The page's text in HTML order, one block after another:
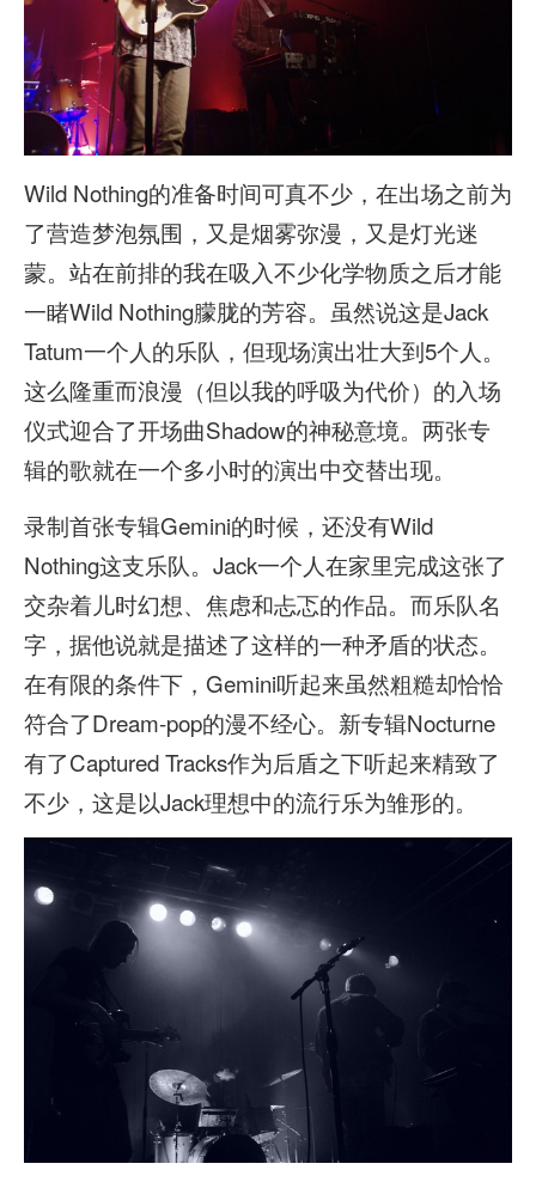
Wild Nothing的准备时间可真不少，在出场之前为
了营造梦泡氛围，又是烟雾弥漫，又是灯光迷
蒙。站在前排的我在吸入不少化学物质之后才能
一睹Wild Nothing朦胧的芳容。虽然说这是Jack
Tatum一个人的乐队，但现场演出壮大到5个人。
这么隆重而浪漫（但以我的呼吸为代价）的入场
仪式迎合了开场曲Shadow的神秘意境。两张专
辑的歌就在一个多小时的演出中交替出现。
录制首张专辑Gemini的时候，还没有Wild
Nothing这支乐队。Jack一个人在家里完成这张了
交杂着儿时幻想、焦虑和忐忑的作品。而乐队名
字，据他说就是描述了这样的一种矛盾的状态。
在有限的条件下，Gemini听起来虽然粗糙却恰恰
符合了Dream-pop的漫不经心。新专辑Nocturne
有了Captured Tracks作为后盾之下听起来精致了
不少，这是以Jack理想中的流行乐为雏形的。